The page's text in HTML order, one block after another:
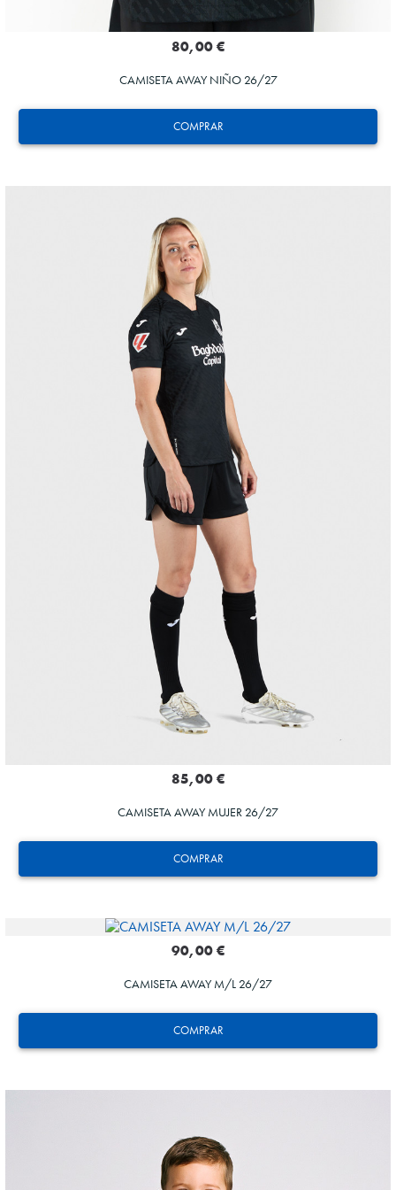
COMPRAR
80,00 €
CAMISETA AWAY NIÑO 26/27
COMPRAR
HERRERA
12
85,00 €
CAMISETA AWAY MUJER 26/27
COMPRAR
HERRERA
12
90,00 €
CAMISETA AWAY M/L 26/27
HERRERA